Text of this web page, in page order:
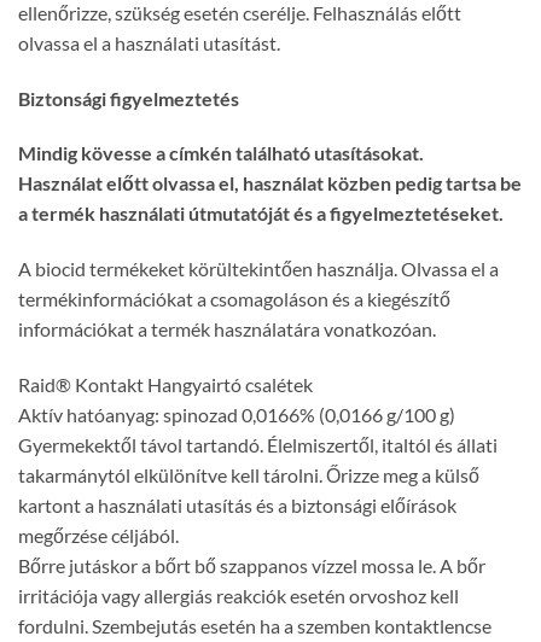
ellenőrizze, szükség esetén cserélje. Felhasználás előtt
olvassa el a használati utasítást.
Biztonsági figyelmeztetés
Mindig kövesse a címkén található utasításokat.
Használat előtt olvassa el, használat közben pedig tartsa be
a termék használati útmutatóját és a figyelmeztetéseket.
A biocid termékeket körültekintően használja. Olvassa el a
termékinformációkat a csomagoláson és a kiegészítő
információkat a termék használatára vonatkozóan.
Raid® Kontakt Hangyairtó csalétek
Aktív hatóanyag: spinozad 0,0166% (0,0166 g/100 g)
Gyermekektől távol tartandó. Élelmiszertől, italtól és állati
takarmánytól elkülönítve kell tárolni. Őrizze meg a külső
kartont a használati utasítás és a biztonsági előírások
megőrzése céljából.
Bőrre jutáskor a bőrt bő szappanos vízzel mossa le. A bőr
irritációja vagy allergiás reakciók esetén orvoshoz kell
fordulni. Szembejutás esetén ha a szemben kontaktlencse